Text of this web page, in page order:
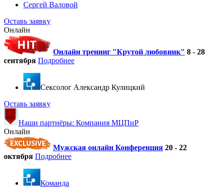
Сергей Валовой
Оставь заявку
Онлайн
Онлайн тренинг "Крутой любовник" 8 - 28
сентября Подробнее
Cексолог Александр Кулицкий
Оставь заявку
Наши партнёры: Компания МЦПиР
Онлайн
Мужская онлайн Конференция 20 - 22
октября Подробнее
Команда